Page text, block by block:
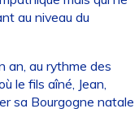
au niveau du
an, au rythme des
le fils aîné, Jean,
sa Bourgogne natale